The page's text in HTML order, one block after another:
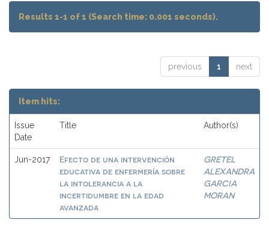
Results 1-1 of 1 (Search time: 0.001 seconds).
previous 1 next
Item hits:
Issue
Date
Title Author(s)
Jun-2017
Efecto de una intervención
educativa de enfermería sobre
la intolerancia a la
incertidumbre en la edad
avanzada
GRETEL
ALEXANDRA
GARCIA
MORAN